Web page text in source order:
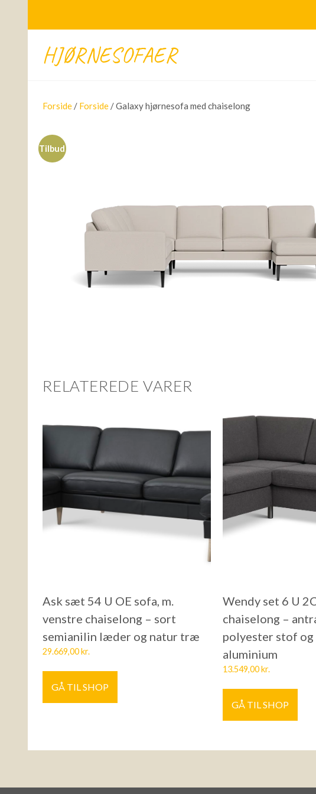
HJØRNESOFAER
Forside / Forside / Galaxy hjørnesofa med chaiselong
Tilbud
RELATEREDE VARER
Ask sæt 54 U OE sofa, m.
venstre chaiselong – sort
semianilin læder og natur træ
29.669,00kr.
GÅ TIL SHOP
Wendy set 6 U
chaiselong –
polyester stof
aluminium
13.549,00kr.
GÅ TIL SHOP